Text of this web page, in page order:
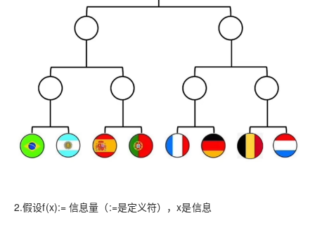
2.假设f(x):= 信息量（:=是定义符），x是信息